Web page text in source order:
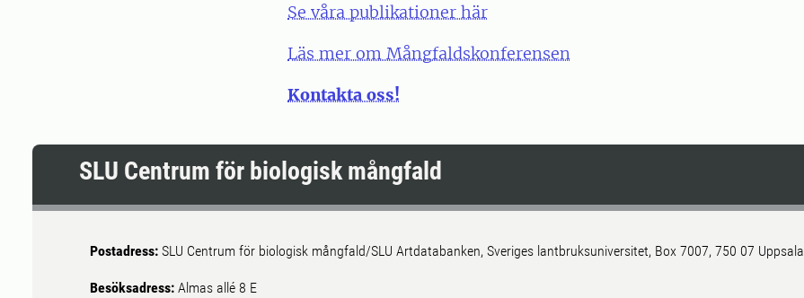
Se våra publikationer här
Läs mer om Mångfaldskonferensen
Kontakta oss!
SLU Centrum för biologisk mångfald
Postadress: SLU Centrum för biologisk mångfald/SLU Artdatabanken, Sveriges lantbruksuniversitet, Box 7007, 750 07 Uppsala
Besöksadress: Almas allé 8 E